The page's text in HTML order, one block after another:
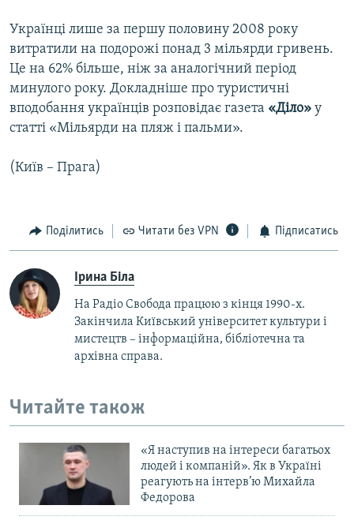
Українці лише за першу половину 2008 року
витратили на подорожі понад 3 мільярди гривень.
Це на 62% більше, ніж за аналогічний період
минулого року. Докладніше про туристичні
вподобання українців розповідає газета «Діло» у
статті «Мільярди на пляж і пальми».
(Київ – Прага)
Поділитись Читати без VPN Підписатись
Ірина Біла
На Радіо Свобода працюю з кінця 1990-х.
Закінчила Київський університет культури і
мистецтв – інформаційна, бібліотечна та
архівна справа.
Читайте також
«Я наступив на інтереси багатьох
людей і компаній». Як в Україні
реагують на інтерв’ю Михайла
Федорова